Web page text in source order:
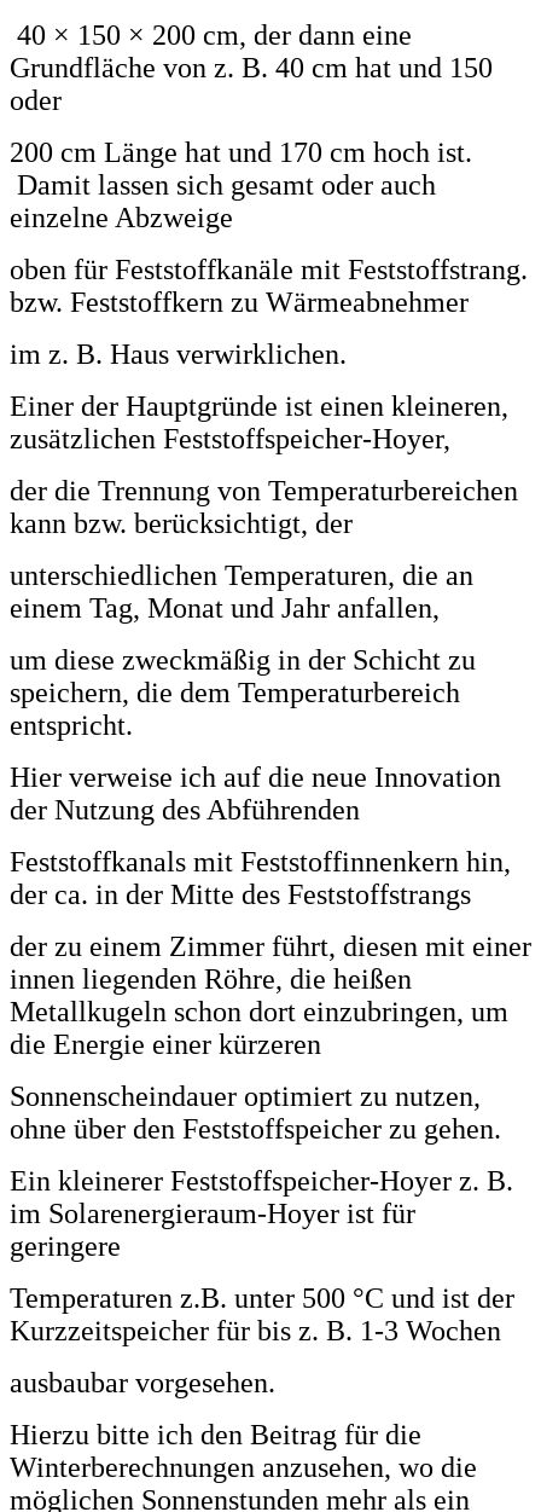
40 × 150 × 200 cm, der dann eine
Grundfläche von z. B. 40 cm hat und 150
oder
200 cm Länge hat und 170 cm hoch ist.
Damit lassen sich gesamt oder auch
einzelne Abzweige
oben für Feststoffkanäle mit Feststoffstrang.
bzw. Feststoffkern zu Wärmeabnehmer
im z. B. Haus verwirklichen.
Einer der Hauptgründe ist einen kleineren,
zusätzlichen Feststoffspeicher-Hoyer,
der die Trennung von Temperaturbereichen
kann bzw. berücksichtigt, der
unterschiedlichen Temperaturen, die an
einem Tag, Monat und Jahr anfallen,
um diese zweckmäßig in der Schicht zu
speichern, die dem Temperaturbereich
entspricht.
Hier verweise ich auf die neue Innovation
der Nutzung des Abführenden
Feststoffkanals mit Feststoffinnenkern hin,
der ca. in der Mitte des Feststoffstrangs
der zu einem Zimmer führt, diesen mit einer
innen liegenden Röhre, die heißen
Metallkugeln schon dort einzubringen, um
die Energie einer kürzeren
Sonnenscheindauer optimiert zu nutzen,
ohne über den Feststoffspeicher zu gehen.
Ein kleinerer Feststoffspeicher-Hoyer z. B.
im Solarenergieraum-Hoyer ist für
geringere
Temperaturen z.B. unter 500 °C und ist der
Kurzzeitspeicher für bis z. B. 1-3 Wochen
ausbaubar vorgesehen.
Hierzu bitte ich den Beitrag für die
Winterberechnungen anzusehen, wo die
möglichen Sonnenstunden mehr als ein